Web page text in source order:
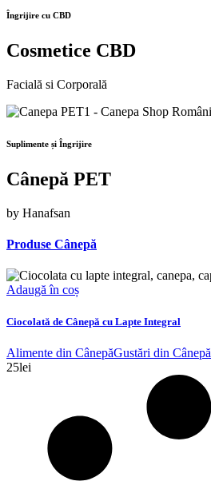
Îngrijire cu CBD
Cosmetice CBD
Facială si Corporală
Suplimente și Îngrijire
Cânepă PET
by Hanafsan
Produse Cânepă
Adaugă în coș
Ciocolată de Cânepă cu Lapte Integral
Alimente din CânepăGustări din Cânepă
25lei